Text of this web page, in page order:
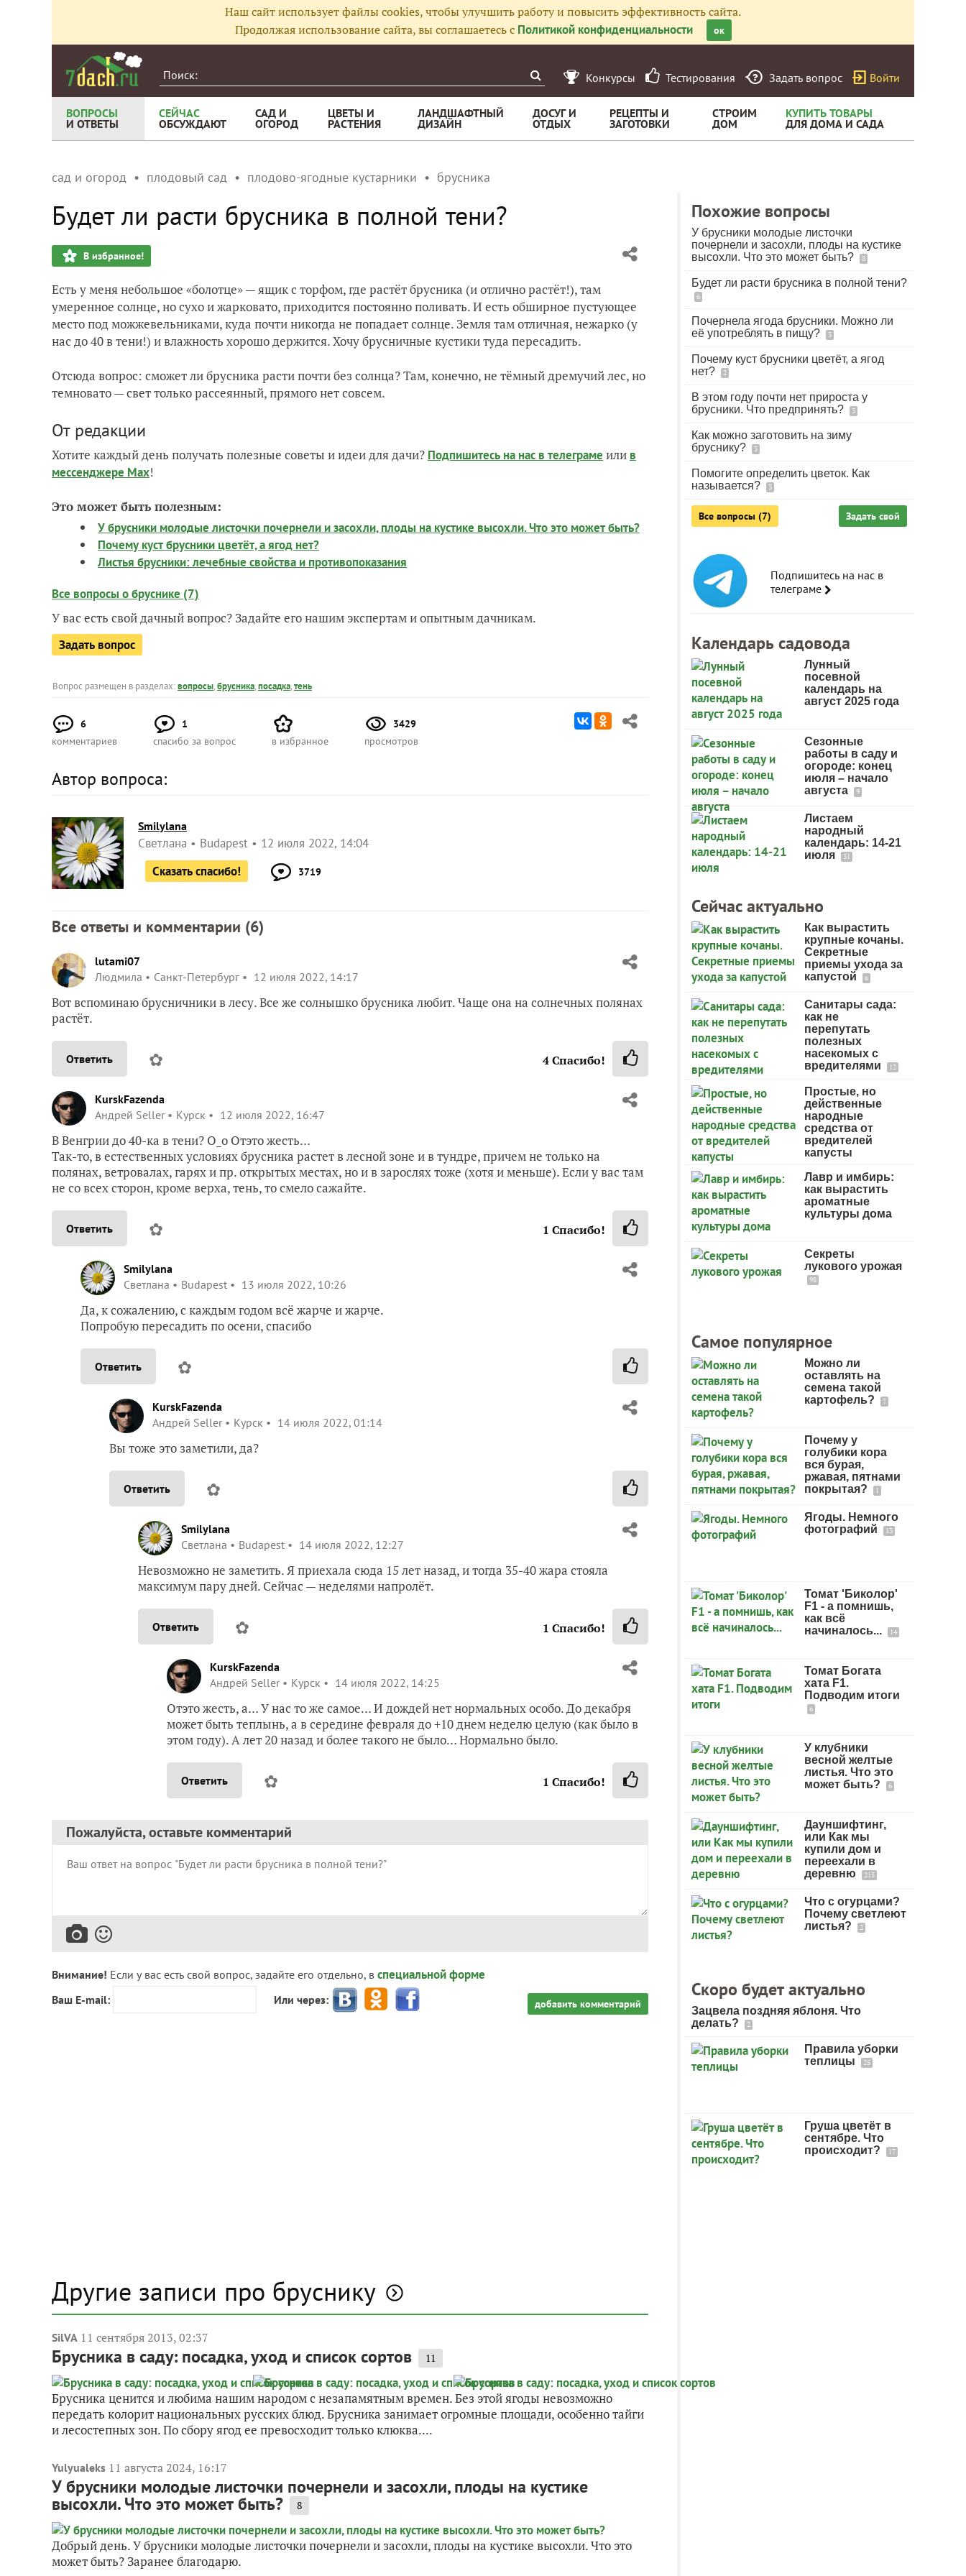
Наш сайт использует файлы cookies, чтобы улучшить работу и повысить эффективность сайта.
Продолжая использование сайта, вы соглашаетесь с Политикой конфиденциальности ок
Конкурсы Тестирования Задать вопрос Войти
ВОПРОСЫ
И ОТВЕТЫ
СЕЙЧАС
ОБСУЖДАЮТ
САД И
ОГОРОД
ЦВЕТЫ И
РАСТЕНИЯ
ЛАНДШАФТНЫЙ
ДИЗАЙН
ДОСУГ И
ОТДЫХ
РЕЦЕПТЫ И
ЗАГОТОВКИ
СТРОИМ
ДОМ
КУПИТЬ ТОВАРЫ
ДЛЯ ДОМА И САДА
сад и огород плодовый сад плодово-ягодные кустарники брусника
Будет ли расти брусника в полной тени?
В избранное!
Есть у меня небольшое «болотце» — ящик с торфом, где растёт брусника (и отлично растёт!), там
умеренное солнце, но сухо и жарковато, приходится постоянно поливать. И есть обширное пустующее
место под можжевельниками, куда почти никогда не попадает солнце. Земля там отличная, нежарко (у
нас до 40 в тени!) и влажность хорошо держится. Хочу брусничные кустики туда пересадить.
Отсюда вопрос: сможет ли брусника расти почти без солнца? Там, конечно, не тёмный дремучий лес, но
темновато — свет только рассеянный, прямого нет совсем.
От редакции
Хотите каждый день получать полезные советы и идеи для дачи? Подпишитесь на нас в телеграме или в
мессенджере Max!
Это может быть полезным:
У брусники молодые листочки почернели и засохли, плоды на кустике высохли. Что это может быть?
Почему куст брусники цветёт, а ягод нет?
Листья брусники: лечебные свойства и противопоказания
Все вопросы о бруснике (7)
У вас есть свой дачный вопрос? Задайте его нашим экспертам и опытным дачникам.
Задать вопрос
Вопрос размещен в разделах:вопросы,брусника,посадка,тень
6
комментариев
1
спасибо за вопрос
в избранное
3429
просмотров
Автор вопроса:
Smilylana
Светлана Budapest
12 июля 2022, 14:04
Сказать спасибо!
3719
Все ответы и комментарии (6)
lutami07
Людмила
Санкт-Петербург 12 июля 2022, 14:17
Вот вспоминаю брусничники в лесу. Все же солнышко брусника любит. Чаще она на солнечных полянах
растёт.
Ответить ✿ 4Спасибо!
KurskFazenda
Андрей Seller
Курск 12 июля 2022, 16:47
В Венгрии до 40-ка в тени? O_o Отэто жесть…
Так-то, в естественных условиях брусника растет в лесной зоне и в тундре, причем не только на
полянах, ветровалах, гарях и пр. открытых местах, но и в зарослях тоже (хотя и меньше). Если у вас там
не со всех сторон, кроме верха, тень, то смело сажайте.
Ответить ✿ 1 Спасибо!
Smilylana
Светлана
Budapest 13 июля 2022, 10:26
Да, к сожалению, с каждым годом всё жарче и жарче.
Попробую пересадить по осени, спасибо
Ответить ✿
KurskFazenda
Андрей Seller
Курск 14 июля 2022, 01:14
Вы тоже это заметили, да?
Ответить ✿
Smilylana
Светлана
Budapest 14 июля 2022, 12:27
Невозможно не заметить. Я приехала сюда 15 лет назад, и тогда 35-40 жара стояла
максимум пару дней. Сейчас — неделями напролёт.
Ответить ✿ 1 Спасибо!
KurskFazenda
Андрей Seller
Курск 14 июля 2022, 14:25
Отэто жесть, а… У нас то же самое… И дождей нет нормальных особо. До декабря
может быть теплынь, а в середине февраля до +10 днем неделю целую (как было в
этом году). А лет 20 назад и более такого не было… Нормально было.
Ответить ✿ 1 Спасибо!
Пожалуйста, оставьте комментарий
Внимание! Если у вас есть свой вопрос, задайте его отдельно, в специальной форме
Ваш E-mail: Или через: добавить комментарий
Другие записи про бруснику
SilVA 11 сентября 2013, 02:37
Брусника в саду: посадка, уход и список сортов 11
Брусника ценится и любима нашим народом с незапамятным времен. Без этой ягоды невозможно
передать колорит национальных русских блюд. Брусника занимает огромные площади, особенно тайги
и лесостепных зон. По сбору ягод ее превосходит только клюква....
Yulyualeks 11 августа 2024, 16:17
У брусники молодые листочки почернели и засохли, плоды на кустике
высохли. Что это может быть? 8
Добрый день. У брусники молодые листочки почернели и засохли, плоды на кустике высохли. Что это
может быть? Заранее благодарю.
Похожие вопросы
У брусники молодые листочки
почернели и засохли, плоды на кустике
высохли. Что это может быть?
8
Будет ли расти брусника в полной тени?
6
Почернела ягода брусники. Можно ли
её употреблять в пищу?
3
Почему куст брусники цветёт, а ягод
нет?
2
В этом году почти нет прироста у
брусники. Что предпринять?
3
Как можно заготовить на зиму
бруснику?
3
Помогите определить цветок. Как
называется?
3
Все вопросы (7) Задать свой
Подпишитесь на нас в
телеграме
Календарь садовода
Лунный
посевной
календарь на
август 2025 года
Сезонные
работы в саду и
огороде: конец
июля – начало
августа
9
Листаем
народный
календарь: 14-21
июля
31
Сейчас актуально
Как вырастить
крупные кочаны.
Секретные
приемы ухода за
капустой
6
Санитары сада:
как не
перепутать
полезных
насекомых с
вредителями
12
Простые, но
действенные
народные
средства от
вредителей
капусты
Лавр и имбирь:
как вырастить
ароматные
культуры дома
Секреты
лукового урожая
98
Самое популярное
Можно ли
оставлять на
семена такой
картофель?
7
Почему у
голубики кора
вся бурая,
ржавая, пятнами
покрытая?
1
Ягоды. Немного
фотографий
13
Томат 'Биколор'
F1 - а помнишь,
как всё
начиналось...
14
Томат Богата
хата F1.
Подводим итоги
6
У клубники
весной желтые
листья. Что это
может быть?
6
Дауншифтинг,
или Как мы
купили дом и
переехали в
деревню
215
Что с огурцами?
Почему светлеют
листья?
2
Скоро будет актуально
Зацвела поздняя яблоня. Что
делать?
2
Правила уборки
теплицы
25
Груша цветёт в
сентябре. Что
происходит?
17